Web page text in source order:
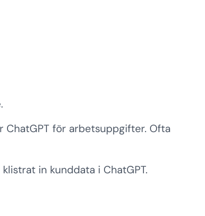
ChatGPT för arbetsuppgifter. Ofta
in kunddata i ChatGPT.